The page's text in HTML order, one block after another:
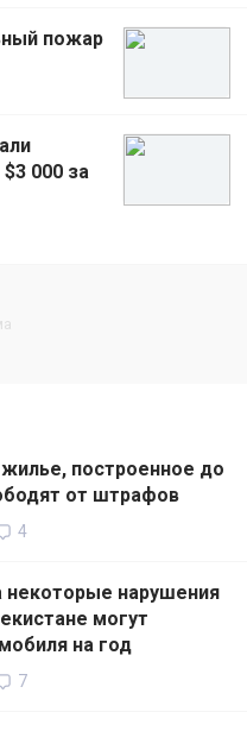
пожар
000 за
построенное до
от штрафов
4
нарушения
могут
на год
7